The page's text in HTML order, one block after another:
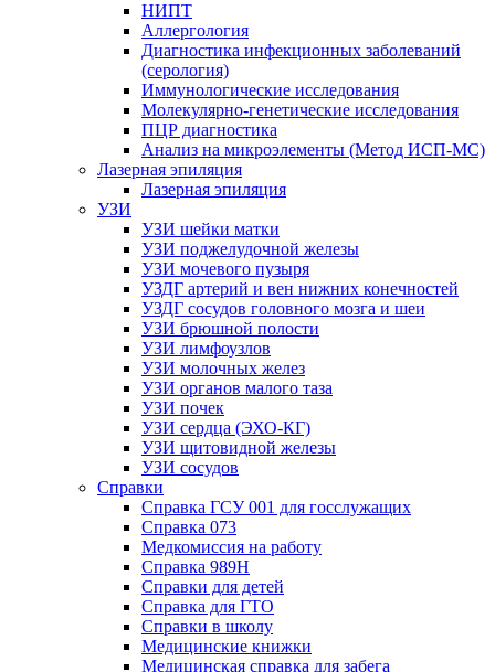
НИПТ
Аллергология
Диагностика инфекционных заболеваний
(серология)
Иммунологические исследования
Молекулярно-генетические исследования
ПЦР диагностика
Анализ на микроэлементы (Метод ИСП-МС)
Лазерная эпиляция
Лазерная эпиляция
УЗИ
УЗИ шейки матки
УЗИ поджелудочной железы
УЗИ мочевого пузыря
УЗДГ артерий и вен нижних конечностей
УЗДГ сосудов головного мозга и шеи
УЗИ брюшной полости
УЗИ лимфоузлов
УЗИ молочных желез
УЗИ органов малого таза
УЗИ почек
УЗИ сердца (ЭХО-КГ)
УЗИ щитовидной железы
УЗИ сосудов
Справки
Справка ГСУ 001 для госслужащих
Справка 073
Медкомиссия на работу
Справка 989Н
Справки для детей
Справка для ГТО
Справки в школу
Медицинские книжки
Медицинская справка для забега